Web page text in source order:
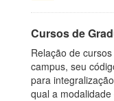
Cursos de
Relação de
campus, seu
para
qual a modalidade